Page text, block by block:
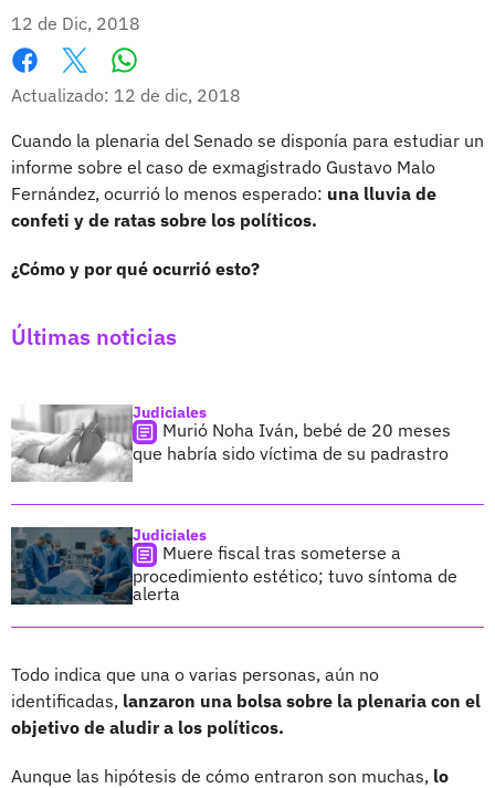
12 de Dic, 2018
Facebook
X
Actualizado: 12 de dic, 2018
Cuando la plenaria del Senado se disponía para estudiar un
informe sobre el caso de exmagistrado Gustavo Malo
Fernández, ocurrió lo menos esperado: una lluvia de
confeti y de ratas sobre los políticos.
¿Cómo y por qué ocurrió esto?
Últimas noticias
Judiciales
Murió Noha Iván, bebé de 20 meses
que habría sido víctima de su padrastro
Judiciales
Muere fiscal tras someterse a
procedimiento estético; tuvo síntoma de
alerta
Todo indica que una o varias personas, aún no
identificadas, lanzaron una bolsa sobre la plenaria con el
objetivo de aludir a los políticos.
Aunque las hipótesis de cómo entraron son muchas, lo